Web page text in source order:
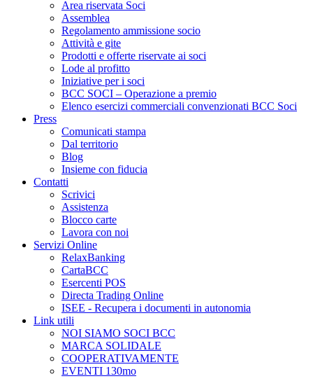
Area riservata Soci
Assemblea
Regolamento ammissione socio
Attività e gite
Prodotti e offerte riservate ai soci
Lode al profitto
Iniziative per i soci
BCC SOCI – Operazione a premio
Elenco esercizi commerciali convenzionati BCC Soci
Press
Comunicati stampa
Dal territorio
Blog
Insieme con fiducia
Contatti
Scrivici
Assistenza
Blocco carte
Lavora con noi
Servizi Online
RelaxBanking
CartaBCC
Esercenti POS
Directa Trading Online
ISEE - Recupera i documenti in autonomia
Link utili
NOI SIAMO SOCI BCC
MARCA SOLIDALE
COOPERATIVAMENTE
EVENTI 130mo